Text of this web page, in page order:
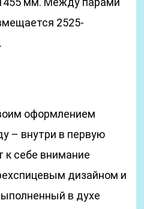
2525-
оформлением
– внутри в первую
к себе внимание
дизайном и
в духе